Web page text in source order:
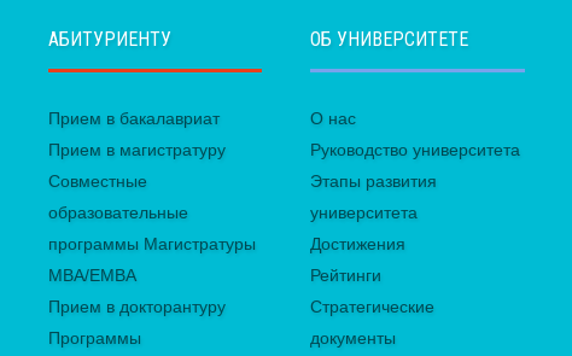
АБИТУРИЕНТУ
Прием в бакалавриат
Прием в магистратуру
Совместные
образовательные
программы Магистратуры
MBA/EMBA
Прием в докторантуру
Программы
ОБ УНИВЕРСИТЕТЕ
О нас
Руководство университета
Этапы развития
университета
Достижения
Рейтинги
Стратегические
документы